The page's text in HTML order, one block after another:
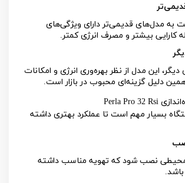
به مدل‌های قدیمی‌تر دارای ویژگی‌های
کارایی بیشتر و مصرف انرژی کمتر.
دیگر، این مدل از نظر بهره‌وری انرژی و امکانات
همین دلیل گزینه‌ای محبوب در بازار است.
Perla Pro 32 Rsi
بسیار مهم است تا عملکرد بهتری داشته
محیطی نصب شود که تهویه مناسب داشته